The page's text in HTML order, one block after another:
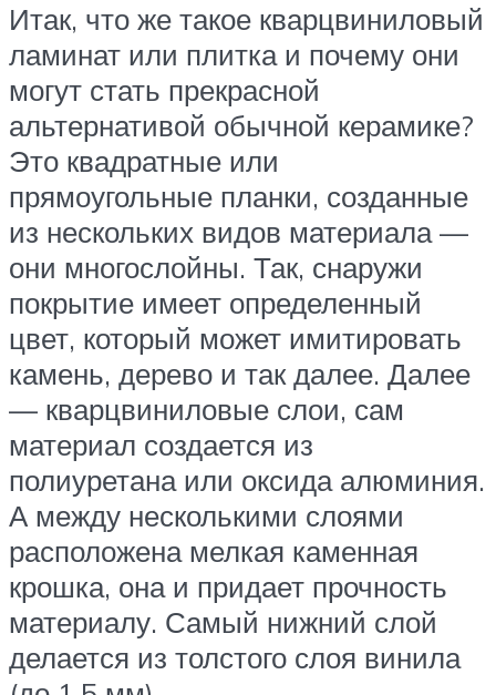
Итак, что же такое кварцвиниловый
ламинат или плитка и почему они
могут стать прекрасной
альтернативой обычной керамике?
Это квадратные или
прямоугольные планки, созданные
из нескольких видов материала —
они многослойны. Так, снаружи
покрытие имеет определенный
цвет, который может имитировать
камень, дерево и так далее. Далее
— кварцвиниловые слои, сам
материал создается из
полиуретана или оксида алюминия.
А между несколькими слоями
расположена мелкая каменная
крошка, она и придает прочность
материалу. Самый нижний слой
делается из толстого слоя винила